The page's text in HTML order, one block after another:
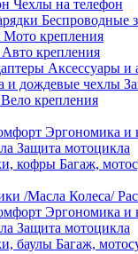
Чехлы на телефон
Беспроводные
Мото крепления
Авто крепления
Аксессуары и
Вело крепления
Эргономика и
Защита мотоцикла
Багаж,
Колеса/
Эргономика и
Защита мотоцикла
Багаж,